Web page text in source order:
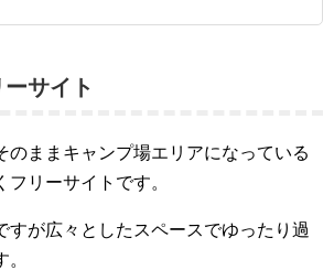
サイト
のままキャンプ場エリアになっている
リーサイトです。
すが広々としたスペースでゆったり過